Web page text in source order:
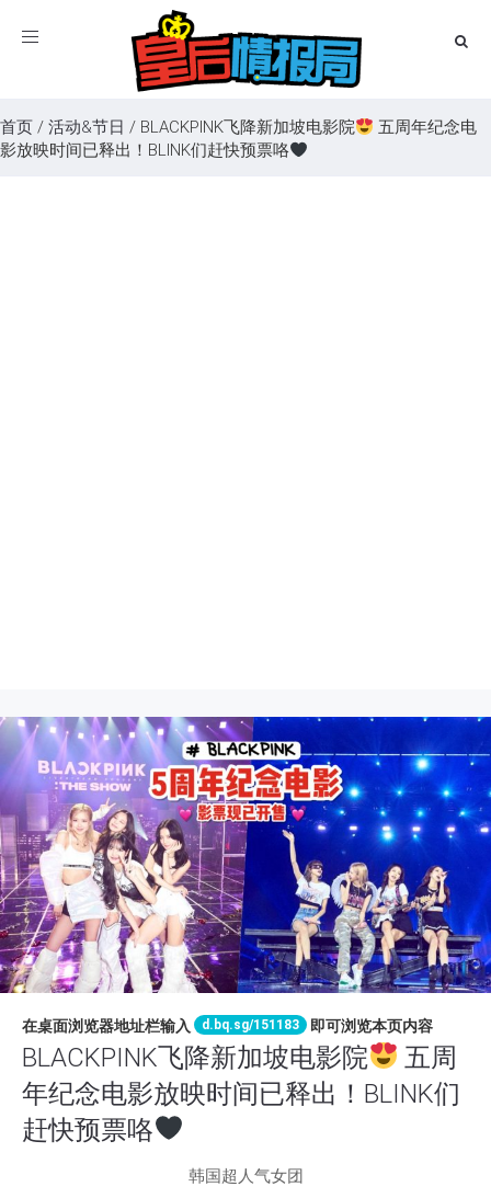
Toggle
首页 / 活动&节日 / BLACKPINK飞降新加坡电影院
五周年纪念电
影放映时间已释出！BLINK们赶快预票咯
在桌面浏览器地址栏输入 d.bq.sg/151183 即可浏览本页内容
BLACKPINK飞降新加坡电影院
五周
年纪念电影放映时间已释出！BLINK们
赶快预票咯
韩国超人气女团